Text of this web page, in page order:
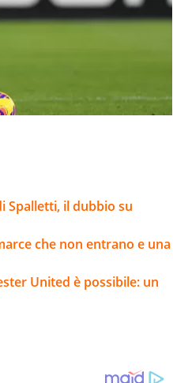
Spalletti, il dubbio su
che non entrano e una
United è possibile: un